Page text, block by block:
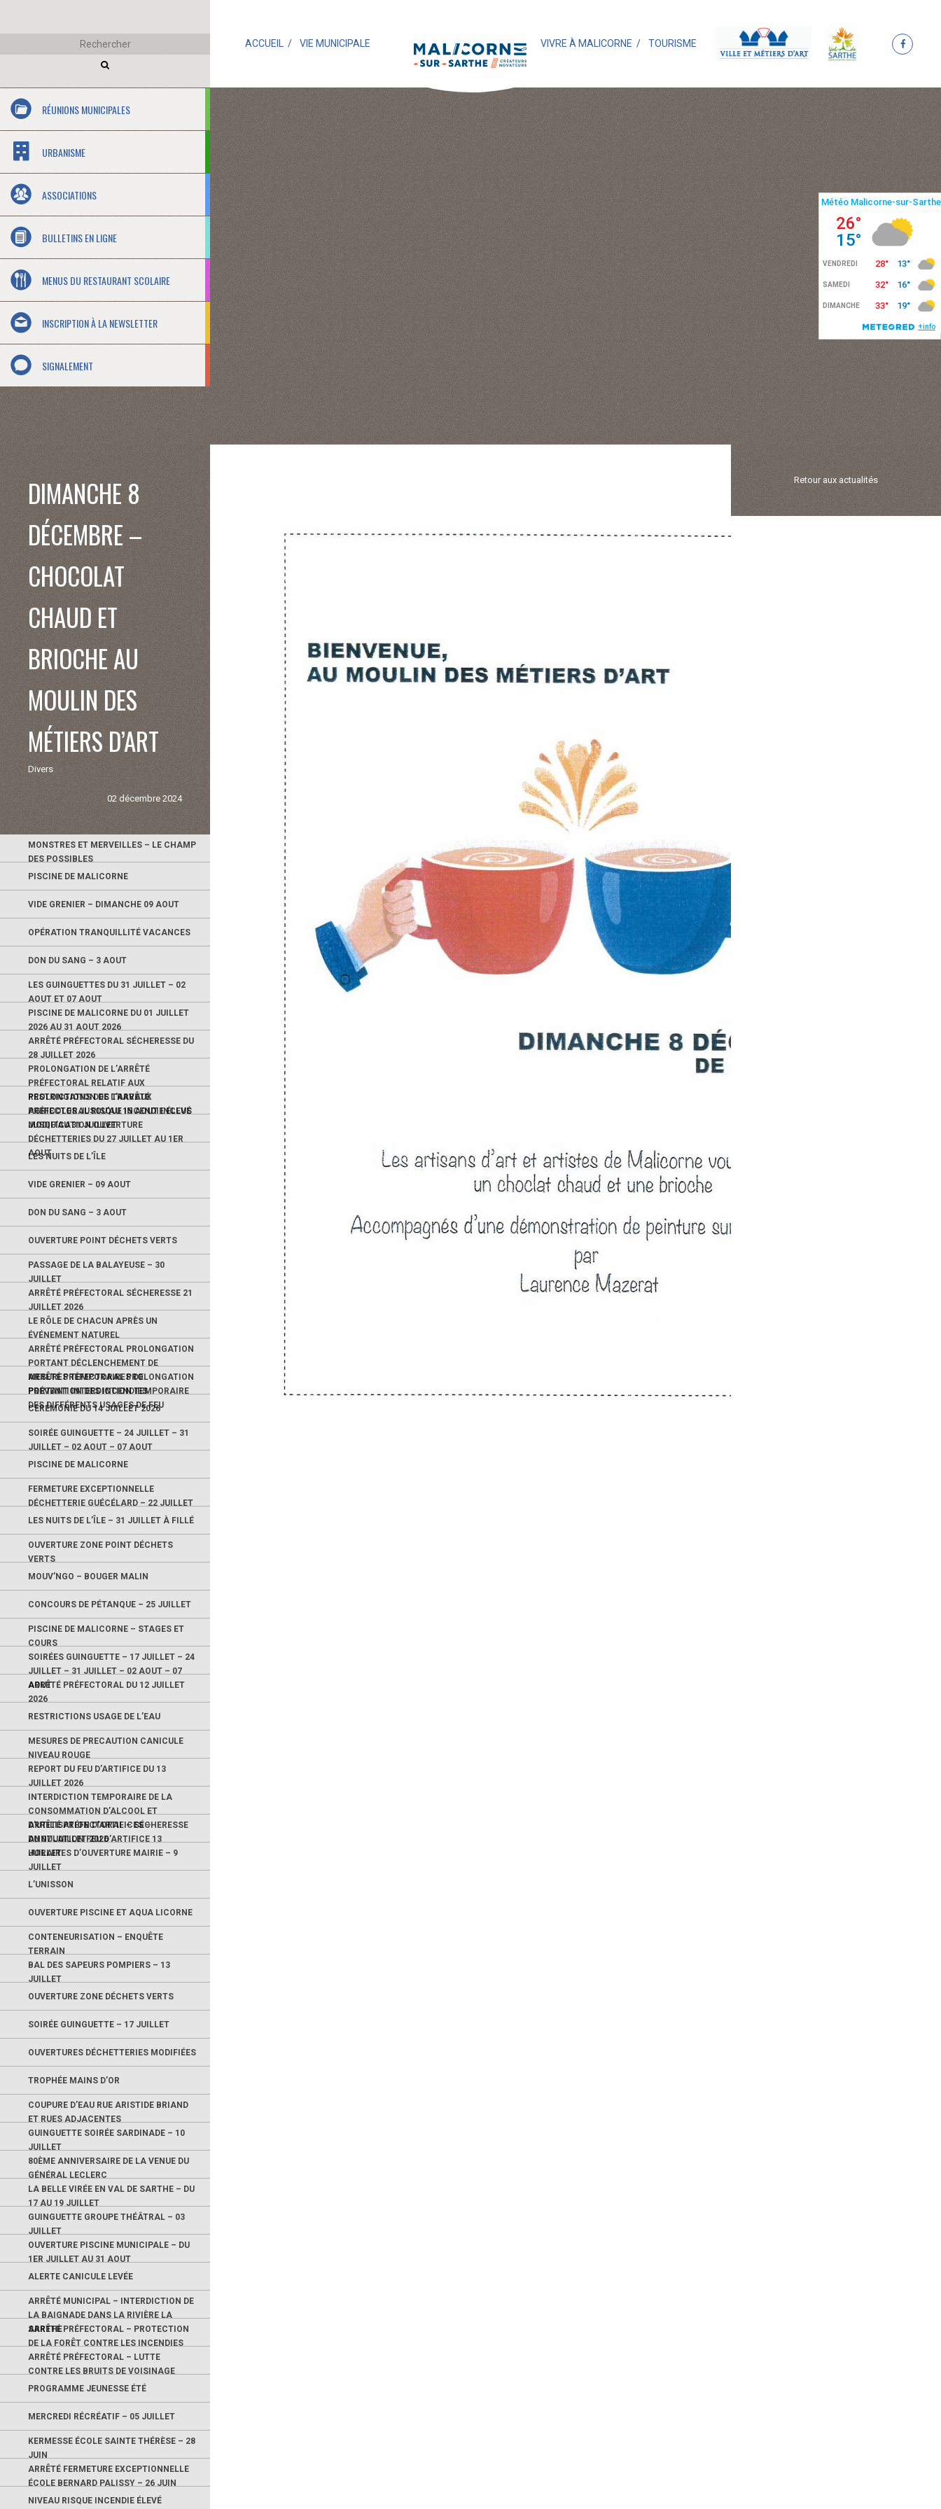
ACCUEIL VIE MUNICIPALE VIVRE À MALICORNE TOURISME
RÉUNIONS MUNICIPALES
URBANISME
ASSOCIATIONS
BULLETINS EN LIGNE
MENUS DU RESTAURANT SCOLAIRE
INSCRIPTION À LA NEWSLETTER
SIGNALEMENT
DIMANCHE 8
DÉCEMBRE –
CHOCOLAT
CHAUD ET
BRIOCHE AU
MOULIN DES
MÉTIERS D’ART
Divers
02 décembre 2024
MONSTRES ET MERVEILLES – LE CHAMP
DES POSSIBLES
PISCINE DE MALICORNE
VIDE GRENIER – DIMANCHE 09 AOUT
OPÉRATION TRANQUILLITÉ VACANCES
DON DU SANG – 3 AOUT
LES GUINGUETTES DU 31 JUILLET – 02
AOUT ET 07 AOUT
PISCINE DE MALICORNE DU 01 JUILLET
2026 AU 31 AOUT 2026
ARRÊTÉ PRÉFECTORAL SÉCHERESSE DU
28 JUILLET 2026
PROLONGATION DE L’ARRÊTÉ
PRÉFECTORAL RELATIF AUX
RESTRICTIONS DES TRAVAUX
AGRICOLES JUSQU’AU 15 AOUT INCLUS
PROLONGATION DE L’ARRÊTÉ
PRÉFECTORAL RISQUE INCENDIE ÉLEVÉ
JUSQU’AU 31 JUILLET
MODIFICATION OUVERTURE
DÉCHETTERIES DU 27 JUILLET AU 1ER
AOUT
LES NUITS DE L’ÎLE
VIDE GRENIER – 09 AOUT
DON DU SANG – 3 AOUT
OUVERTURE POINT DÉCHETS VERTS
PASSAGE DE LA BALAYEUSE – 30
JUILLET
ARRÊTÉ PRÉFECTORAL SÉCHERESSE 21
JUILLET 2026
LE RÔLE DE CHACUN APRÈS UN
ÉVÉNEMENT NATUREL
ARRÊTÉ PRÉFECTORAL PROLONGATION
PORTANT DÉCLENCHEMENT DE
MESURES TEMPORAIRES DE
PRÉVENTION DES INCENDIES
ARRÊTÉ PRÉFECTORAL PROLONGATION
PORTANT INTERDICTION TEMPORAIRE
DES DIFFÉRENTS USAGES DE FEU
CÉRÉMONIE DU 14 JUILLET 2026
SOIRÉE GUINGUETTE – 24 JUILLET – 31
JUILLET – 02 AOUT – 07 AOUT
PISCINE DE MALICORNE
FERMETURE EXCEPTIONNELLE
DÉCHETTERIE GUÉCÉLARD – 22 JUILLET
LES NUITS DE L’ÎLE – 31 JUILLET À FILLÉ
OUVERTURE ZONE POINT DÉCHETS
VERTS
MOUV’NGO – BOUGER MALIN
CONCOURS DE PÉTANQUE – 25 JUILLET
PISCINE DE MALICORNE – STAGES ET
COURS
SOIRÉES GUINGUETTE – 17 JUILLET – 24
JUILLET – 31 JUILLET – 02 AOUT – 07
AOUT
ARRÊTÉ PRÉFECTORAL DU 12 JUILLET
2026
RESTRICTIONS USAGE DE L’EAU
MESURES DE PRECAUTION CANICULE
NIVEAU ROUGE
REPORT DU FEU D’ARTIFICE DU 13
JUILLET 2026
INTERDICTION TEMPORAIRE DE LA
CONSOMMATION D’ALCOOL ET
D’UTILISATION D’ARTIFICES –
ANNULATION FEU D’ARTIFICE 13
JUILLET
ARRÊTÉ PRÉFECTORAL – SÉCHERESSE
DU 07 JUILLET 2026
HORAIRES D’OUVERTURE MAIRIE – 9
JUILLET
L’UNISSON
OUVERTURE PISCINE ET AQUA LICORNE
CONTENEURISATION – ENQUÊTE
TERRAIN
BAL DES SAPEURS POMPIERS – 13
JUILLET
OUVERTURE ZONE DÉCHETS VERTS
SOIRÉE GUINGUETTE – 17 JUILLET
OUVERTURES DÉCHETTERIES MODIFIÉES
TROPHÉE MAINS D’OR
COUPURE D’EAU RUE ARISTIDE BRIAND
ET RUES ADJACENTES
GUINGUETTE SOIRÉE SARDINADE – 10
JUILLET
80ÈME ANNIVERSAIRE DE LA VENUE DU
GÉNÉRAL LECLERC
LA BELLE VIRÉE EN VAL DE SARTHE – DU
17 AU 19 JUILLET
GUINGUETTE GROUPE THÉÂTRAL – 03
JUILLET
OUVERTURE PISCINE MUNICIPALE – DU
1ER JUILLET AU 31 AOUT
ALERTE CANICULE LEVÉE
ARRÊTÉ MUNICIPAL – INTERDICTION DE
LA BAIGNADE DANS LA RIVIÈRE LA
SARTHE
ARRÊTÉ PRÉFECTORAL – PROTECTION
DE LA FORÊT CONTRE LES INCENDIES
ARRÊTÉ PRÉFECTORAL – LUTTE
CONTRE LES BRUITS DE VOISINAGE
PROGRAMME JEUNESSE ÉTÉ
MERCREDI RÉCRÉATIF – 05 JUILLET
KERMESSE ÉCOLE SAINTE THÉRÈSE – 28
JUIN
ARRÊTÉ FERMETURE EXCEPTIONNELLE
ÉCOLE BERNARD PALISSY – 26 JUIN
NIVEAU RISQUE INCENDIE ÉLEVÉ
Retour aux actualités